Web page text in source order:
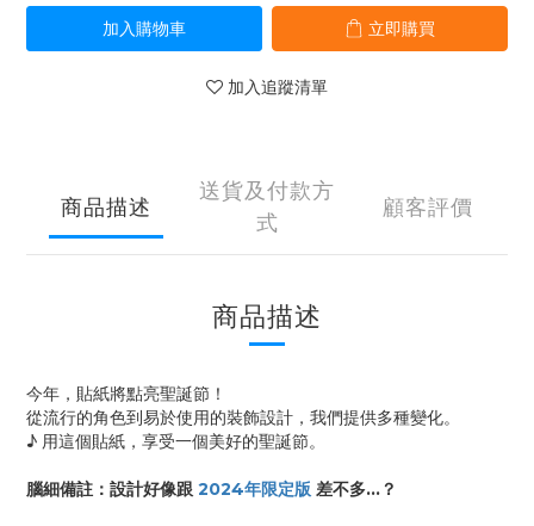
加入購物車 立即購買
加入追蹤清單
商品描述
送貨及付款方
式
顧客評價
商品描述
今年，貼紙將點亮聖誕節！
從流行的角色到易於使用的裝飾設計，我們提供多種變化。
♪ 用這個貼紙，享受一個美好的聖誕節。
腦細備註：設計好像跟 2024年限定版 差不多…？